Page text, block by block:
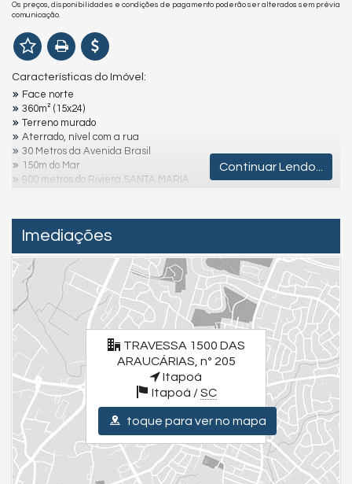
Os preços, disponibilidades e condições de pagamento poderão ser alterados sem prévia
comunicação.
Características do Imóvel:
Face norte
360m² (15x24)
Terreno murado
Aterrado, nível com a rua
30 Metros da Avenida Brasil
150m do Mar
900 metros do Riviera SANTA MARIA
Valores e condições podem ser alterados sem aviso prévio.
Para uma experiência completa, assista aos vídeos detalhados
dos imóveis e da cidade. Visite nossas redes sociais:
Instagram - @julianoolivaimoveis (Instagram/julianoOlivaImoveis)
Facebook - Juliano Oliva Imóveis (Facebook/JulianoOlivaImóveis)
YouTube Juliano Oliva Imóveis - (Youtube/ThauaniZanetti)
Endereço:
TRAVESSA 1500 DAS ARAUCÁRIAS, nº 205
Itapoá
Itapoá /
SC
ver mapa abaixo
Continuar Lendo...
Imediações
TRAVESSA 1500 DAS
ARAUCÁRIAS, nº 205
Itapoá
Itapoá /SC
toque para ver no mapa